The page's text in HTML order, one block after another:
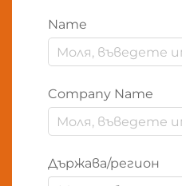
Name
Company Name
Държава/регион